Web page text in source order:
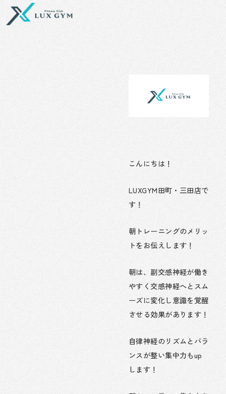
を
こんにちは！
LUXGYM田町・三田店で
す！
朝トレーニングのメリッ
トをお伝えします！
朝は、副交感神経が働き
やすく交感神経へとスム
ーズに変化し意識を覚醒
させる効果があります！
自律神経のリズムとバラ
ンスが整い集中力もup
します！